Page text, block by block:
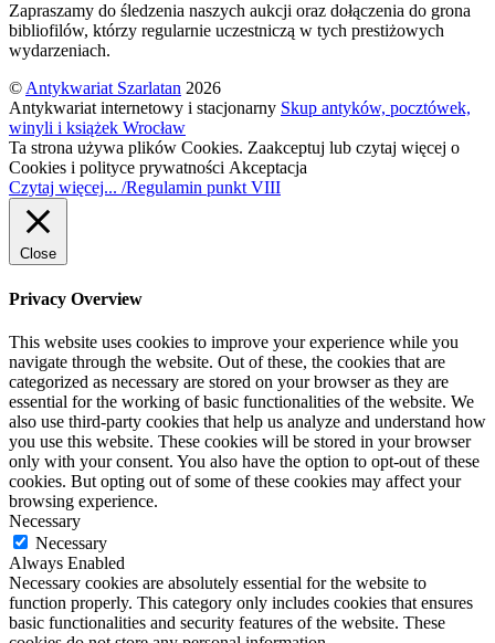
Zapraszamy do śledzenia naszych aukcji oraz dołączenia do grona
bibliofilów, którzy regularnie uczestniczą w tych prestiżowych
wydarzeniach.
©Antykwariat Szarlatan 2026
Antykwariat internetowy i stacjonarny Skup antyków, pocztówek,
winyli i książek Wrocław
Ta strona używa plików Cookies. Zaakceptuj lub czytaj więcej o
Cookies i polityce prywatności Akceptacja
Czytaj więcej... /Regulamin punkt VIII
Close
Privacy Overview
This website uses cookies to improve your experience while you
navigate through the website. Out of these, the cookies that are
categorized as necessary are stored on your browser as they are
essential for the working of basic functionalities of the website. We
also use third-party cookies that help us analyze and understand how
you use this website. These cookies will be stored in your browser
only with your consent. You also have the option to opt-out of these
cookies. But opting out of some of these cookies may affect your
browsing experience.
Necessary
Necessary
Always Enabled
Necessary cookies are absolutely essential for the website to
function properly. This category only includes cookies that ensures
basic functionalities and security features of the website. These